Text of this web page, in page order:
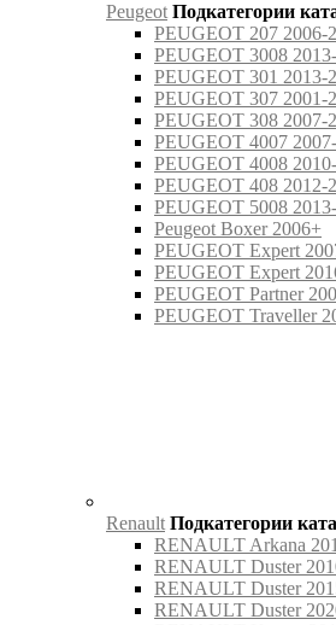
Peugeot Подкатегории
PEUGEOT 207 2006-
PEUGEOT 3008
PEUGEOT 301 2013-
PEUGEOT 307 2001-
PEUGEOT 308 2007-
PEUGEOT 4007
PEUGEOT 4008
PEUGEOT 408 2012-
PEUGEOT 5008
Peugeot Boxer 2006+
PEUGEOT Expert
PEUGEOT Expert
PEUGEOT Partner
PEUGEOT Traveller
Renault Подкатегории
RENAULT Arkana
RENAULT Duster
RENAULT Duster
RENAULT Duster